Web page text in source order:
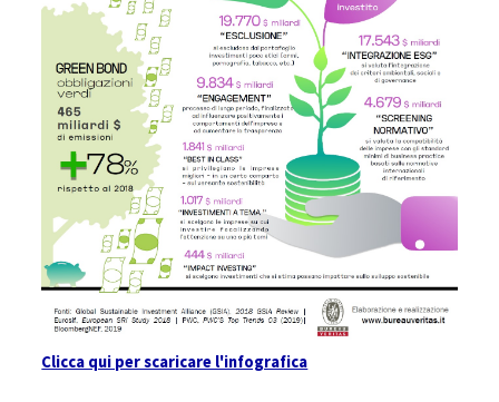
Clicca qui per scaricare l'infografica